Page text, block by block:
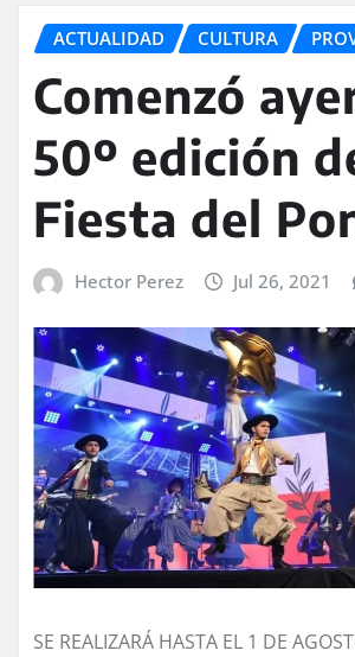
ACTUALIDAD CULTURA
Comenzó
50º edición
Fiesta del
Hector Perez Jul 26, 2021
SE REALIZARÁ HASTA EL 1 DE